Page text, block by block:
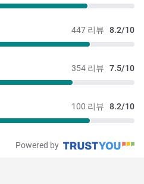
447 리뷰 8.2/10
354 리뷰 7.5/10
100 리뷰 8.2/10
Powered by